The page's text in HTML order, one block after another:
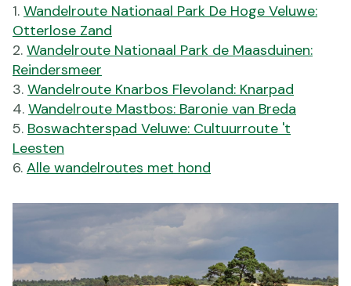
Wandelroute Nationaal Park De Hoge Veluwe:
Otterlose Zand
Wandelroute Nationaal Park de Maasduinen:
Reindersmeer
Wandelroute Knarbos Flevoland: Knarpad
Wandelroute Mastbos: Baronie van Breda
Boswachterspad Veluwe: Cultuurroute 't
Leesten
Alle wandelroutes met hond